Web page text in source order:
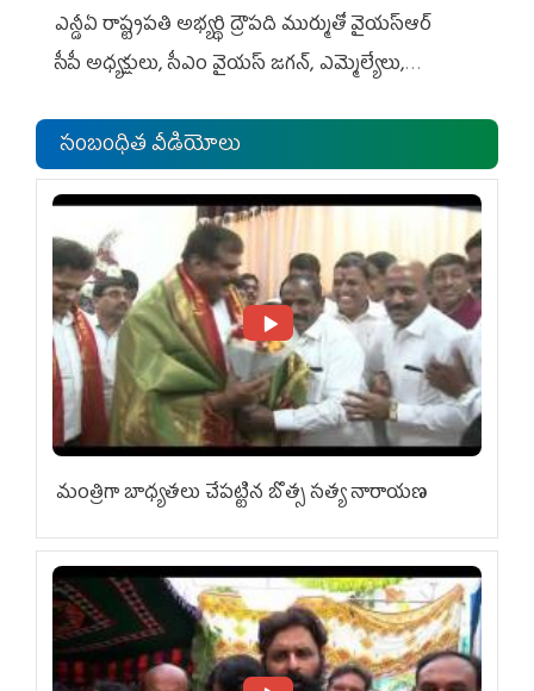
ఎన్డీఏ రాష్ట్ర‌ప‌తి అభ్య‌ర్థి ద్రౌప‌ది ముర్ముతో వైయ‌స్ఆర్
సీపీ అధ్య‌క్షులు, సీఎం వైయ‌స్ జ‌గ‌న్, ఎమ్మెల్యేలు,
సంబంధిత వీడియోలు
మంత్రిగా బాధ్యతలు చేపట్టిన బొత్స సత్య నారాయణ